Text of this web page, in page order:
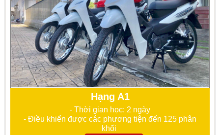
Hạng A1
- Thời gian học: 2 ngày
- Điều khiển được các phương tiện đến 125 phân
khối